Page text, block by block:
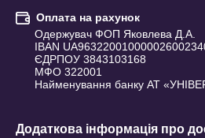
Оплата на рахунок
Одержувач ФОП Яковлева Д.А.
IBAN
ЄДРПОУ 3843103168
МФО 322001
Найменування банку АТ
Додаткова інформація про